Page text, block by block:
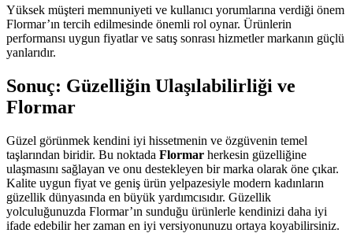
Yüksek müşteri memnuniyeti ve kullanıcı yorumlarına verdiği önem
Flormar’ın tercih edilmesinde önemli rol oynar. Ürünlerin
performansı uygun fiyatlar ve satış sonrası hizmetler markanın güçlü
yanlarıdır.
Sonuç: Güzelliğin Ulaşılabilirliği ve
Flormar
Güzel görünmek kendini iyi hissetmenin ve özgüvenin temel
taşlarından biridir. Bu noktada Flormar herkesin güzelliğine
ulaşmasını sağlayan ve onu destekleyen bir marka olarak öne çıkar.
Kalite uygun fiyat ve geniş ürün yelpazesiyle modern kadınların
güzellik dünyasında en büyük yardımcısıdır. Güzellik
yolculuğunuzda Flormar’ın sunduğu ürünlerle kendinizi daha iyi
ifade edebilir her zaman en iyi versiyonunuzu ortaya koyabilirsiniz.